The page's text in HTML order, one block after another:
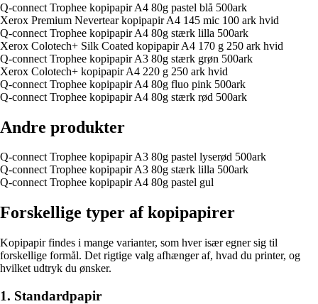
Q-connect Trophee kopipapir A4 80g pastel blå 500ark
Xerox Premium Nevertear kopipapir A4 145 mic 100 ark hvid
Q-connect Trophee kopipapir A4 80g stærk lilla 500ark
Xerox Colotech+ Silk Coated kopipapir A4 170 g 250 ark hvid
Q-connect Trophee kopipapir A3 80g stærk grøn 500ark
Xerox Colotech+ kopipapir A4 220 g 250 ark hvid
Q-connect Trophee kopipapir A4 80g fluo pink 500ark
Q-connect Trophee kopipapir A4 80g stærk rød 500ark
Andre produkter
Q-connect Trophee kopipapir A3 80g pastel lyserød 500ark
Q-connect Trophee kopipapir A3 80g stærk lilla 500ark
Q-connect Trophee kopipapir A4 80g pastel gul
Forskellige typer af kopipapirer
Kopipapir findes i mange varianter, som hver især egner sig til
forskellige formål. Det rigtige valg afhænger af, hvad du printer, og
hvilket udtryk du ønsker.
1. Standardpapir